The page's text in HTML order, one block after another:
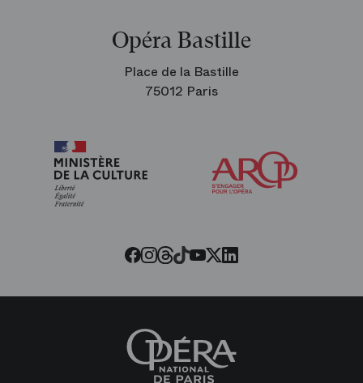
Opéra Bastille
Place de la Bastille
75012 Paris
Facebook
Instagram
Threads
Tiktok
Youtube
Twitter
LinkedIn